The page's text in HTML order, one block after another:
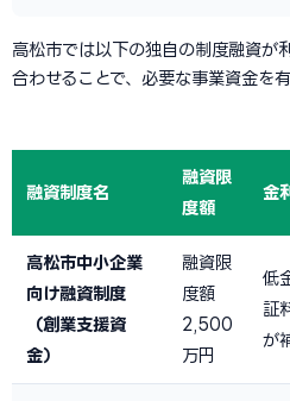
高松市では以下の独自の制度融資が
合わせることで、必要な事業資金を
融資制度名
融資限
度額
金
高松市中小企業
向け融資制度
（創業支援資
金）
融資限
度額
2,500
万円
低
証
が